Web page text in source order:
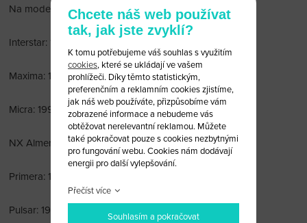
Na modely:
Interstar: 1998-2001
Maxima: 1995-1999
Micra: 1996-1998 [March]: 1996-1998
NX Almera: 1995-1998
Primera: 1995-1998
Pulsar: 1995-1998
Chcete náš web používat
tak, jak jste zvyklí?
K tomu potřebujeme váš souhlas s využitím
cookies, které se ukládají ve vašem
prohlížeči. Díky těmto statistickým,
preferenčním a reklamním cookies zjistíme,
jak náš web používáte, přizpůsobíme vám
zobrazené informace a nebudeme vás
obtěžovat nerelevantní reklamou. Můžete
také pokračovat pouze s cookies nezbytnými
pro fungování webu. Cookies nám dodávají
energii pro další vylepšování.
Přečíst více
Souhlasím a pokračovat